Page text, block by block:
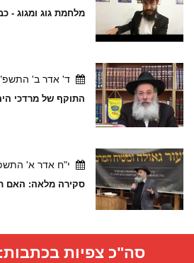
מלחמת גוג ומגוג -
ד' אדר ב' התשפ"ב,
התוקף של מרדכי
י"ח אדר א' התשפ"ב,
סקירה מלאה: האם
סה"כ צפיות